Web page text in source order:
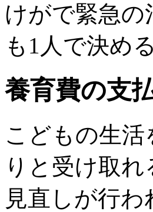
けがで緊急
も1人で決め
養育費の支
こどもの生
りと受け取
見直しが行わ